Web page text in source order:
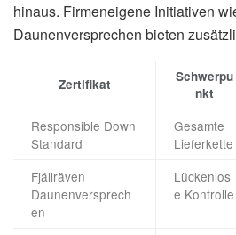
hinaus. Firmeneigene Initiativen
Daunenversprechen bieten
Zertifikat
Schwerpu
nkt
Responsible Down
Standard
Gesamte
Lieferkette
Fjällräven
Daunenversprech
en
Lückenlos
e Kontrolle